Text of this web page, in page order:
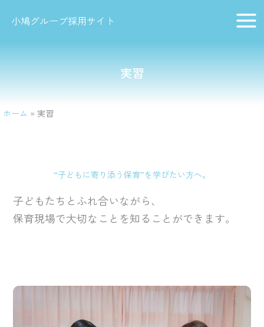
小鳩グループ採用サイト
Main
Menu
実習
ホーム 実習
“子どもに寄り添う保育”を学びたい方へ。
子どもたちとふれ合いながら、
保育現場で大切なことを知ることができます。